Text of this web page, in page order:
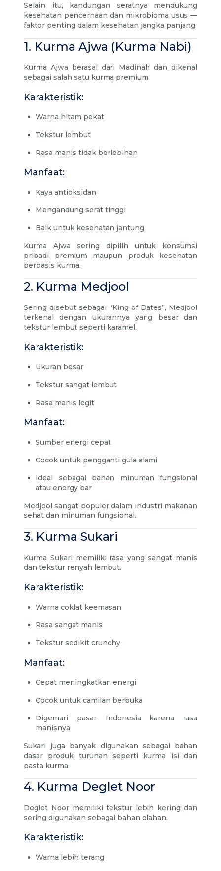
Selain itu, kandungan seratnya mendukung
kesehatan pencernaan dan mikrobioma usus —
faktor penting dalam kesehatan jangka panjang.
1. Kurma Ajwa (Kurma Nabi)
Kurma Ajwa berasal dari Madinah dan dikenal
sebagai salah satu kurma premium.
Karakteristik:
Warna hitam pekat
Tekstur lembut
Rasa manis tidak berlebihan
Manfaat:
Kaya antioksidan
Mengandung serat tinggi
Baik untuk kesehatan jantung
Kurma Ajwa sering dipilih untuk konsumsi
pribadi premium maupun produk kesehatan
berbasis kurma.
2. Kurma Medjool
Sering disebut sebagai “King of Dates”, Medjool
terkenal dengan ukurannya yang besar dan
tekstur lembut seperti karamel.
Karakteristik:
Ukuran besar
Tekstur sangat lembut
Rasa manis legit
Manfaat:
Sumber energi cepat
Cocok untuk pengganti gula alami
Ideal sebagai bahan minuman fungsional
atau energy bar
Medjool sangat populer dalam industri makanan
sehat dan minuman fungsional.
3. Kurma Sukari
Kurma Sukari memiliki rasa yang sangat manis
dan tekstur renyah lembut.
Karakteristik:
Warna coklat keemasan
Rasa sangat manis
Tekstur sedikit crunchy
Manfaat:
Cepat meningkatkan energi
Cocok untuk camilan berbuka
Digemari pasar Indonesia karena rasa
manisnya
Sukari juga banyak digunakan sebagai bahan
dasar produk turunan seperti kurma isi dan
pasta kurma.
4. Kurma Deglet Noor
Deglet Noor memiliki tekstur lebih kering dan
sering digunakan sebagai bahan olahan.
Karakteristik:
Warna lebih terang